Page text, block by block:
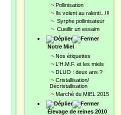
~ Pollinisation
~ Ils volent au ralenti...!!!
~ Syrphe pollinisateur
~ Cueillir un essaim
Notre Miel
~ Nos étiquettes
~ L'H.M.F. et les miels
~ DLUO : deux ans ?
~ Cristallisation/
Décristallisation
~ Marché du MIEL 2015
Élevage de reines 2010